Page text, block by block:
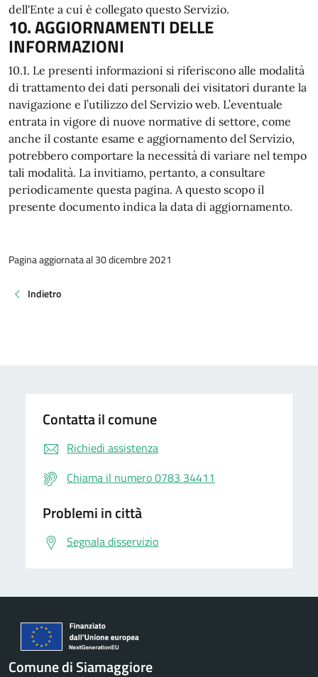
dell'Ente a cui è collegato questo Servizio.
10. AGGIORNAMENTI DELLE
INFORMAZIONI
10.1. Le presenti informazioni si riferiscono alle modalità
di trattamento dei dati personali dei visitatori durante la
navigazione e l’utilizzo del Servizio web. L’eventuale
entrata in vigore di nuove normative di settore, come
anche il costante esame e aggiornamento del Servizio,
potrebbero comportare la necessità di variare nel tempo
tali modalità. La invitiamo, pertanto, a consultare
periodicamente questa pagina. A questo scopo il
presente documento indica la data di aggiornamento.
Pagina aggiornata al 30 dicembre 2021
Indietro
Contatta il comune
Richiedi assistenza
Chiama il numero 0783 34411
Problemi in città
Segnala disservizio
Comune di Siamaggiore